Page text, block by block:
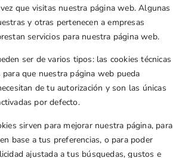
que visitas nuestra página web. Algunas
y otras pertenecen a empresas
servicios para nuestra página web.
ser de varios tipos: las cookies técnicas
para que nuestra página web pueda
de tu autorización y son las únicas
por defecto.
sirven para mejorar nuestra página, para
base a tus preferencias, o para poder
ajustada a tus búsquedas, gustos e